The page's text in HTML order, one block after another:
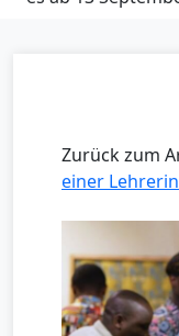
Zurück zum
einer Lehrerin